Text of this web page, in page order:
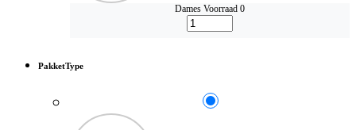
Dames Voorraad 0
PakketType